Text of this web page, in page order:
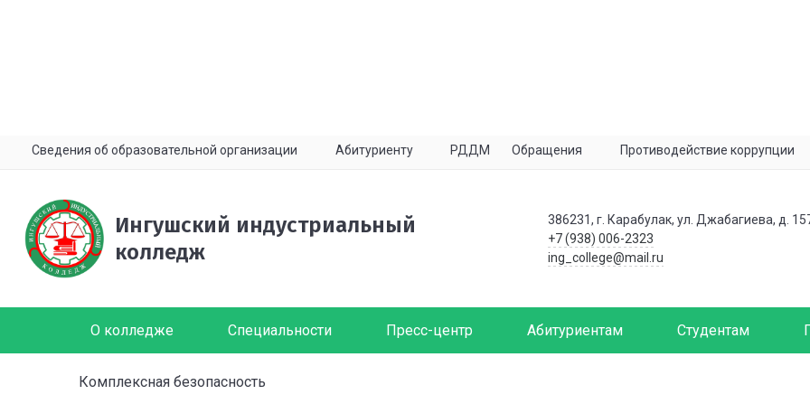
Сведения об образовательной организации Абитуриенту РДДМ Обращения Противодействие коррупции
Ингушский индустриальный
колледж
386231, г. Карабулак, ул. Джабагиева, д.
+7 (938) 006-2323
ing_college@mail.ru
О колледже Специальности Пресс-центр Абитуриентам Студентам
Комплексная безопасность